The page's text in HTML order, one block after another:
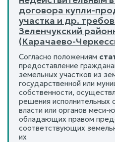
договора купли-
участка и др.
Зеленчукский
(Карачаево-
Согласно положениям
предоставление
земельных участков из
государственной или
собственности,
решения исполнительных
власти или органов меси-
обладающих правом
соответствующих
их